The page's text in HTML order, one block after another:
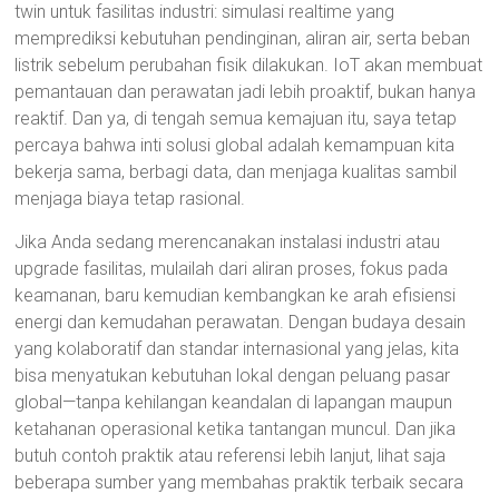
twin untuk fasilitas industri: simulasi realtime yang
memprediksi kebutuhan pendinginan, aliran air, serta beban
listrik sebelum perubahan fisik dilakukan. IoT akan membuat
pemantauan dan perawatan jadi lebih proaktif, bukan hanya
reaktif. Dan ya, di tengah semua kemajuan itu, saya tetap
percaya bahwa inti solusi global adalah kemampuan kita
bekerja sama, berbagi data, dan menjaga kualitas sambil
menjaga biaya tetap rasional.
Jika Anda sedang merencanakan instalasi industri atau
upgrade fasilitas, mulailah dari aliran proses, fokus pada
keamanan, baru kemudian kembangkan ke arah efisiensi
energi dan kemudahan perawatan. Dengan budaya desain
yang kolaboratif dan standar internasional yang jelas, kita
bisa menyatukan kebutuhan lokal dengan peluang pasar
global—tanpa kehilangan keandalan di lapangan maupun
ketahanan operasional ketika tantangan muncul. Dan jika
butuh contoh praktik atau referensi lebih lanjut, lihat saja
beberapa sumber yang membahas praktik terbaik secara